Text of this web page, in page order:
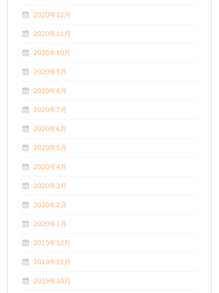
2020年12月
2020年11月
2020年10月
2020年9月
2020年8月
2020年7月
2020年6月
2020年5月
2020年4月
2020年3月
2020年2月
2020年1月
2019年12月
2019年11月
2019年10月